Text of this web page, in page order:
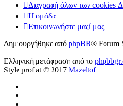
Διαγραφή όλων των cookies
Η ομάδα
Επικοινωνήστε μαζί μας
Δημιουργήθηκε από phpBB® Forum
Ελληνική μετάφραση από το
Style proflat © 2017 Mazeltof